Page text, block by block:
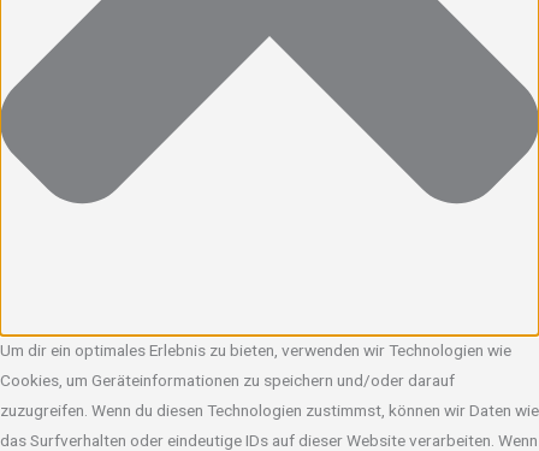
Um dir ein optimales Erlebnis zu bieten, verwenden wir Technologien wie
Cookies, um Geräteinformationen zu speichern und/oder darauf
zuzugreifen. Wenn du diesen Technologien zustimmst, können wir Daten wie
das Surfverhalten oder eindeutige IDs auf dieser Website verarbeiten. Wenn